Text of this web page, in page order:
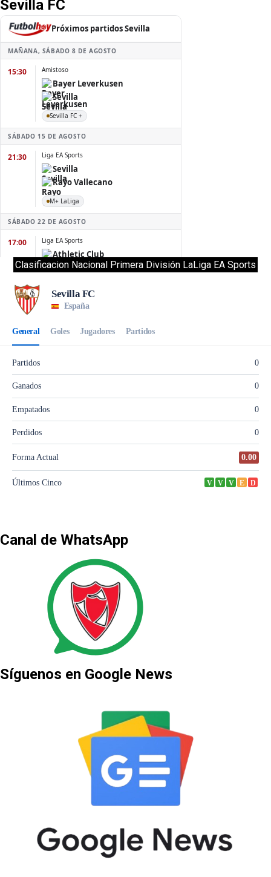
Sevilla FC
Clasificacion Nacional Primera División LaLiga EA Sports
Canal de WhatsApp
Síguenos en Google News